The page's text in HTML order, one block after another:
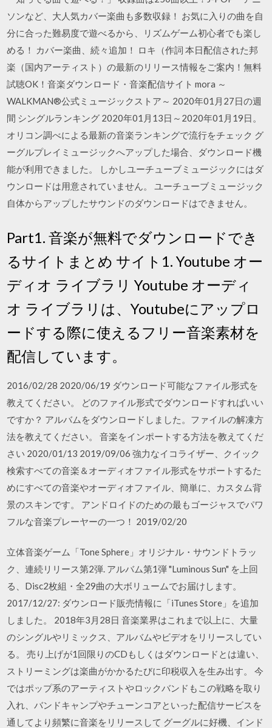
ソンなど、大人気カバー楽曲も多数収録！ お気に入りの曲を自
分に合った難易度で遊べるから、リズムゲーム初心者でも楽し
める！ カバー楽曲、続々追加！ ロキ（作詞 本日配信された邦
楽（国内アーティスト）の最新のリリース情報をご案内！無料
試聴OK！音楽ダウンロード・音楽配信サイト mora ～
WALKMAN®公式ミュージックストア～ 2020年01月27日の週
間 シングルランキング 2020年01月13日～2020年01月19日。
オリコン調べによる最新の音楽ランキングで流行をチェック グ
ーグルプレイミュージックへアップした場合、ダウンロード機
能が利用できました。 しかしユーチューブミュージックにはダ
ウンロードは用意されていません。 ユーチューブミュージック
自体からアップしたサウンドのダウンロードはできません。
Part1. 音楽が無料でダウンロードでき
るサイトまとめ サイト1. Youtube オー
ディオ ライブラリ Youtube オーディ
オ ライブラリは、Youtubeにアップロ
ードする際に使えるフリー音楽素材を
配信しています。
2016/02/28 2020/06/19 ダウンロード可能なファイル形式を
教えてください。 どのファイル形式でダウンロードすればいい
ですか？ アルバムをダウンロードしました。ファイルの解凍方
法を教えてください。 音楽をインポートする方法を教えてくだ
さい 2020/01/13 2019/09/06 強力なイコライザー、クイック
検索すべての音楽＆オーディオファイル形式をサポートするた
めにすべての音楽やオーディオファイル、簡単に、カスタム背
景のスキンです。 アンドロイドのための最もゴージャスでパワ
フルな音楽プレーヤーの一つ！ 2019/02/20
立体音楽ゲーム「Tone Sphere」オリジナル・サウンドトラッ
ク、連続リリース第2弾. アルバム第1弾 "Luminous Sun" を上回
る、Disc2枚組・全29曲の大ボリュームでお届けします。
2017/12/27: ダウンロード販売情報に「iTunes Store」を追加
しました。 2018年3月28日 音楽業界はこれまで以上に、大量
のシングルやリミックス、アルバムやビデオをリリースしてい
る。 売り上げが1回限りのCDもしくはダウンロードとは違い、
ストリーミングは楽曲がかかるたびに印税収入を生み出す。 今
ではポップ系のアーティストやロックバンドもこの戦略を取り
入れ、バンドキャンプやチューンコアといった配信サービスを
通してより頻繁に音楽をリリースして グーグルに好機、インド